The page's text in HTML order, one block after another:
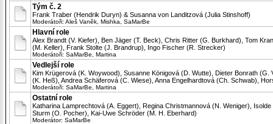
Tým č. 2
Frank Traber (Hendrik Duryn) & Susanna von Landitzová (Julia Stinshoff)
Moderátoři: Aleš Vaněk Mishka SaMarBe
Hlavní role
Alex Brandt (V. Kiefer), Ben Jäger (T. Beck), Chris Ritter (G. Burkhard), Tom
(M. Keller), Frank Stolte (J. Brandrup), Ingo Fischer (R. Strecker)
Moderátoři: SaMarBe Martina
Vedlejší role
Kim Krügerová (K. Woywood), Susanne Königová (D. Wutte), Dieter Bonrath
(K. Heß), Andrea Schäferová (C. Wiese), Anna Engelhardtová (Ch. Schwab),
Moderátoři: SaMarBe Martina
Ostatní role
Katharina Lamprechtová (A. Eggert), Regina Christmannová (N. Weniger),
Sturm (O. Pocher), Kai-Uwe Schröder (M. H. Eberhard)
Moderátor: SaMarBe